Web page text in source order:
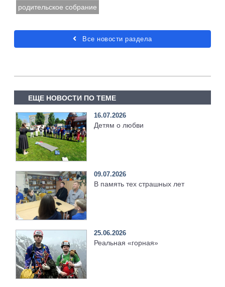
родительское собрание
Все новости раздела
ЕЩЕ НОВОСТИ ПО ТЕМЕ
16.07.2026
Детям о любви
09.07.2026
В память тех страшных лет
25.06.2026
Реальная «горная»